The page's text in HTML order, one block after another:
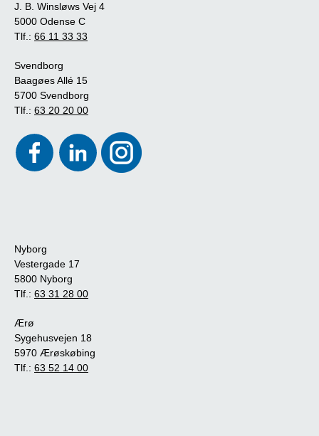
J. B. Winsløws Vej 4
5000 Odense C
Tlf.: 66 11 33 33
Svendborg
Baagøes Allé 15
5700 Svendborg
Tlf.: 63 20 20 00
Nyborg
Vestergade 17
5800 Nyborg
Tlf.: 63 31 28 00
Ærø
Sygehusvejen 18
5970 Ærøskøbing
Tlf.: 63 52 14 00